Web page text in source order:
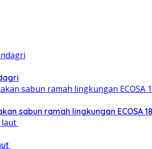
sabun ramah lingkungan ECOSA